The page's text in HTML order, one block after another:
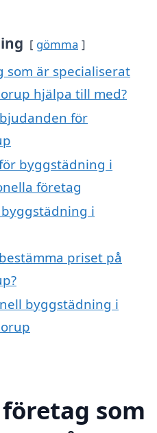
gömma
som är specialiserat
hjälpa till med?
för
byggstädning i
företag
i
priset på
byggstädning i
som